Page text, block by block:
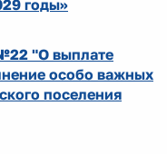
годы»
"О выплате
особо важных
поселения